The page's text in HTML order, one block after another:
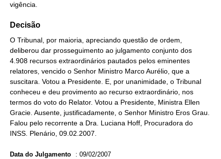
vigência.
Decisão
O Tribunal, por maioria, apreciando questão de ordem,
deliberou dar prosseguimento ao julgamento conjunto dos
4.908 recursos extraordinários pautados pelos eminentes
relatores, vencido o Senhor Ministro Marco Aurélio, que a
suscitara. Votou a Presidente. E, por unanimidade, o Tribunal
conheceu e deu provimento ao recurso extraordinário, nos
termos do voto do Relator. Votou a Presidente, Ministra Ellen
Gracie. Ausente, justificadamente, o Senhor Ministro Eros Grau.
Falou pelo recorrente a Dra. Luciana Hoff, Procuradora do
INSS. Plenário, 09.02.2007.
Data do Julgamento : 09/02/2007